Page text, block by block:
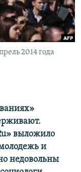
2014 года
выложило
и
недовольны